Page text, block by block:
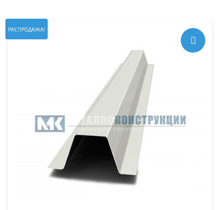
РАСПРОДАЖА!